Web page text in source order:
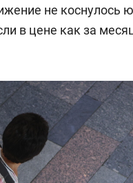
не коснулось
в цене как за